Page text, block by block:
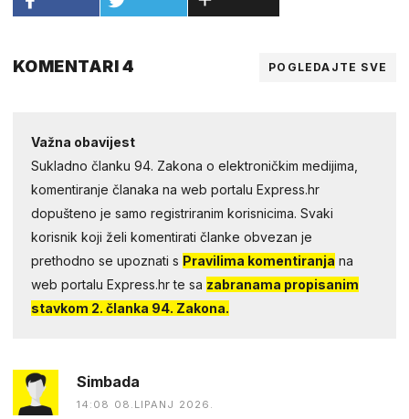
KOMENTARI 4 POGLEDAJTE SVE
Važna obavijest
Sukladno članku 94. Zakona o elektroničkim medijima,
komentiranje članaka na web portalu Express.hr
dopušteno je samo registriranim korisnicima. Svaki
korisnik koji želi komentirati članke obvezan je
prethodno se upoznati s Pravilima komentiranja na
web portalu Express.hr te sa zabranama propisanim
stavkom 2. članka 94. Zakona.
Simbada
14:08 08.LIPANJ 2026.